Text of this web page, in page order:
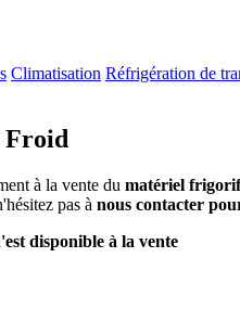
Climatisation Réfrigération de
Froid
à la vente du matériel
pas à nous contacter
disponible à la vente